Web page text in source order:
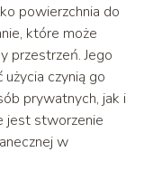
powierzchnia do
które może
przestrzeń. Jego
czynią go
prywatnych, jak i
jest stworzenie
w